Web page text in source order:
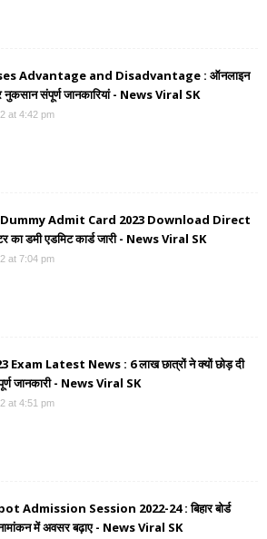
Advantage and Disadvantage : ऑनलाइन
संपूर्ण जानकारियां - News Viral SK
at 4:42 pm
Admit Card 2023 Download Direct
का डमी एडमिट कार्ड जारी - News Viral SK
at 7:04 pm
Exam Latest News : 6 लाख छात्रों ने क्यों छोड़ दी
जानकारी - News Viral SK
at 4:51 pm
Admission Session 2022-24 : बिहार बोर्ड
नामांकन में अवसर बढ़ाए - News Viral SK